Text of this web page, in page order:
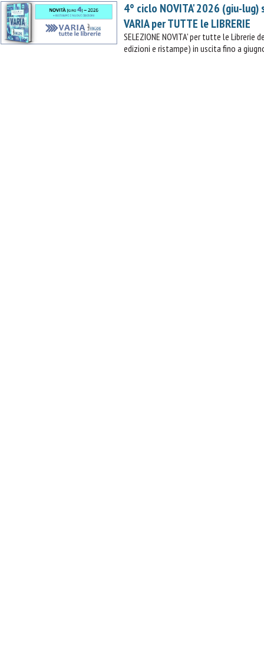
4° ciclo NOVITA' 2026 (giu-lug)
VARIA per TUTTE le LIBRERIE
SELEZIONE NOVITA' per tutte le Librerie
edizioni e ristampe) in uscita fino a